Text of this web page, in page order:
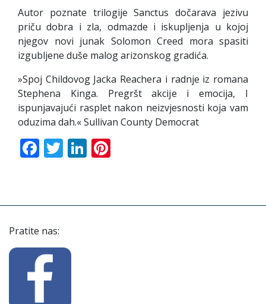
Autor poznate trilogije Sanctus dočarava jezivu
priču dobra i zla, odmazde i iskupljenja u kojoj
njegov novi junak Solomon Creed mora spasiti
izgubljene duše malog arizonskog gradića.
»Spoj Childovog Jacka Reachera i radnje iz romana
Stephena Kinga. Pregršt akcije i emocija, I
ispunjavajući rasplet nakon neizvjesnosti koja vam
oduzima dah.« Sullivan County Democrat
Facebook
TwitterLinkedIn
Pratite nas: